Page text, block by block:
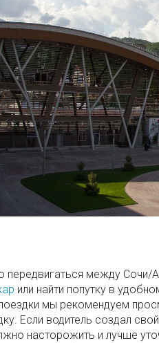
передвигаться между Сочи/
или найти попутку в
мы рекомендуем
Если водитель создал
насторожить и лучше